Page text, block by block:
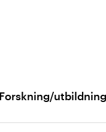
Forskning/utbildning